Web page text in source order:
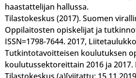
haastattelijan hallussa.
Tilastokeskus (2017). Suomen
Oppilaitosten opiskelijat ja
ISSN=1798-7644. 2017,
Tutkintotavoitteisen koulutuksen
koulutussektoreittain 2016 ja 2017.